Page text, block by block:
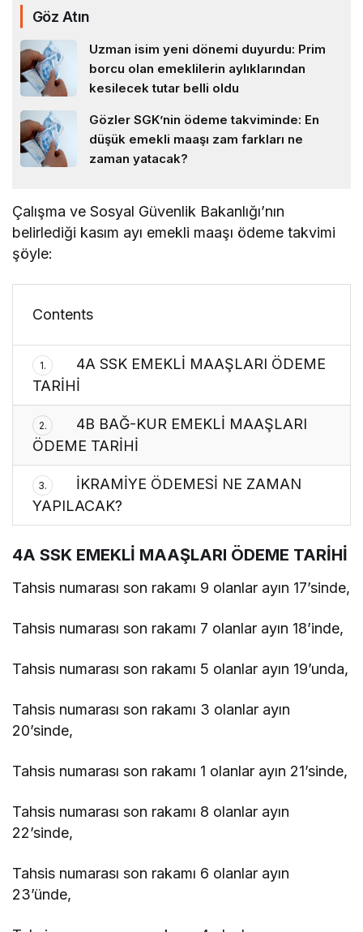
Göz Atın
Uzman isim yeni dönemi duyurdu: Prim
borcu olan emeklilerin aylıklarından
kesilecek tutar belli oldu
Gözler SGK’nin ödeme takviminde: En
düşük emekli maaşı zam farkları ne
zaman yatacak?
Çalışma ve Sosyal Güvenlik Bakanlığı’nın
belirlediği kasım ayı emekli maaşı ödeme takvimi
şöyle:
Contents
1.
4A SSK EMEKLİ MAAŞLARI ÖDEME
TARİHİ
2.
4B BAĞ-KUR EMEKLİ MAAŞLARI
ÖDEME TARİHİ
3.
İKRAMİYE ÖDEMESİ NE ZAMAN
YAPILACAK?
4A SSK EMEKLİ MAAŞLARI ÖDEME TARİHİ
Tahsis numarası son rakamı 9 olanlar ayın 17’sinde,
Tahsis numarası son rakamı 7 olanlar ayın 18’inde,
Tahsis numarası son rakamı 5 olanlar ayın 19’unda,
Tahsis numarası son rakamı 3 olanlar ayın
20’sinde,
Tahsis numarası son rakamı 1 olanlar ayın 21’sinde,
Tahsis numarası son rakamı 8 olanlar ayın
22’sinde,
Tahsis numarası son rakamı 6 olanlar ayın
23’ünde,